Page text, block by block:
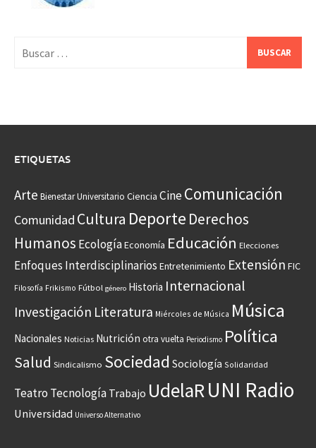
ETIQUETAS
Arte Bienestar Universitario Ciencia CineComunicación
Comunidad Cultura Deporte Derechos
Humanos EcologíaEconomía Educación Elecciones
Enfoques Interdisciplinarios Entretenimiento Extensión FIC
Filosofía Frikismo Fútbol género Historia Internacional
Investigación Literatura Miércoles de Música Música
Nacionales Noticias Nutrición otra vuelta Periodismo Política
Salud Sindicalismo Sociedad Sociología Solidaridad
Teatro Tecnología Trabajo UdelaRUNI Radio
Universidad Universo Alternativo